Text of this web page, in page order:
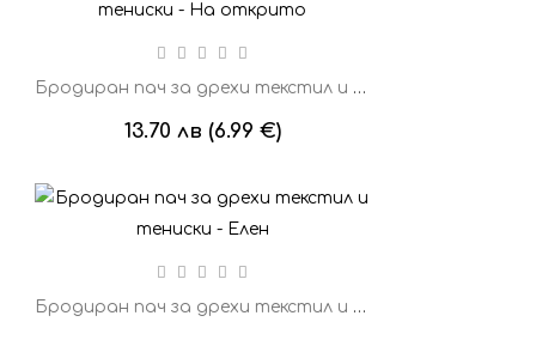
Бродиран пач за дрехи текстил и тениски - На открито
13.70 лв (6.99 €)
Бродиран пач за дрехи текстил и тениски - Елен